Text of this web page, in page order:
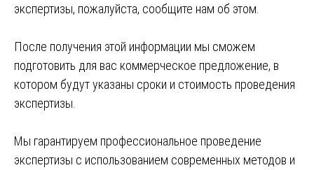
экспертизы, пожалуйста, сообщите нам об этом.
После получения этой информации мы сможем
подготовить для вас коммерческое предложение, в
котором будут указаны сроки и стоимость проведения
экспертизы.
Мы гарантируем профессиональное проведение
экспертизы с использованием современных методов и